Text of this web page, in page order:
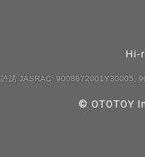
Hi-
許諾 JASRAC: 9008872001Y30005,
© OTOTOY